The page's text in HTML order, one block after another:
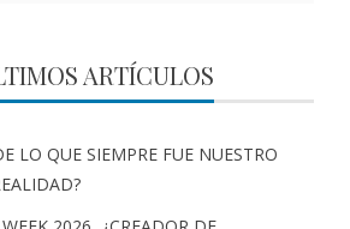
ARTÍCULOS
LO QUE SIEMPRE FUE NUESTRO